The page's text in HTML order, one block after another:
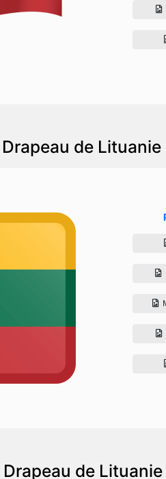
Drapeau de Lituanie
Drapeau de Lituanie